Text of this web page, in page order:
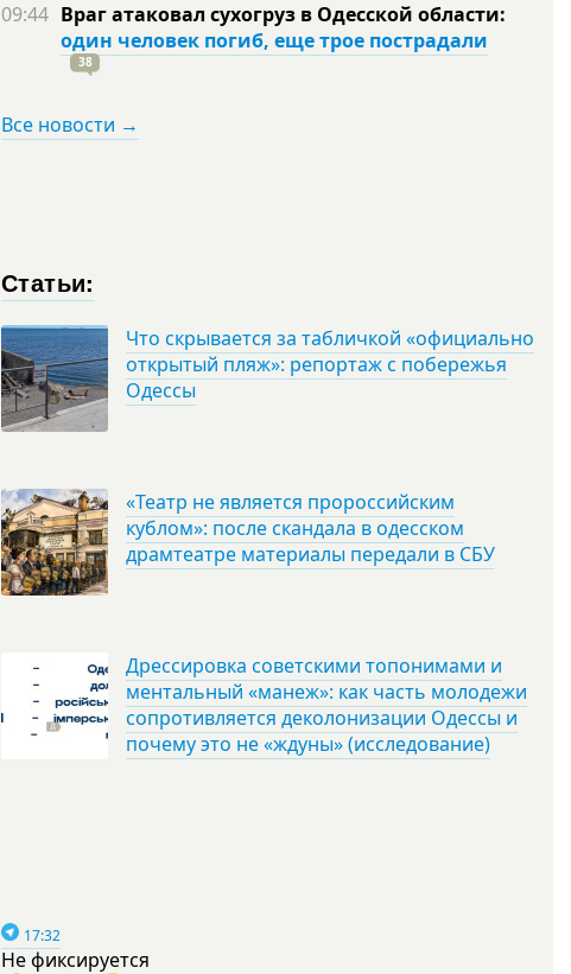
09:44 Враг атаковал сухогруз в Одесской области:
один человек погиб, еще трое пострадали
38
Все новости →
Статьи:
Что скрывается за табличкой «официально
открытый пляж»: репортаж с побережья
Одессы
«Театр не является пророссийским
кублом»: после скандала в одесском
драмтеатре материалы передали в СБУ
Дрессировка советскими топонимами и
ментальный «манеж»: как часть молодежи
сопротивляется деколонизации Одессы и
почему это не «ждуны» (исследование)
17:32
Не фиксируется